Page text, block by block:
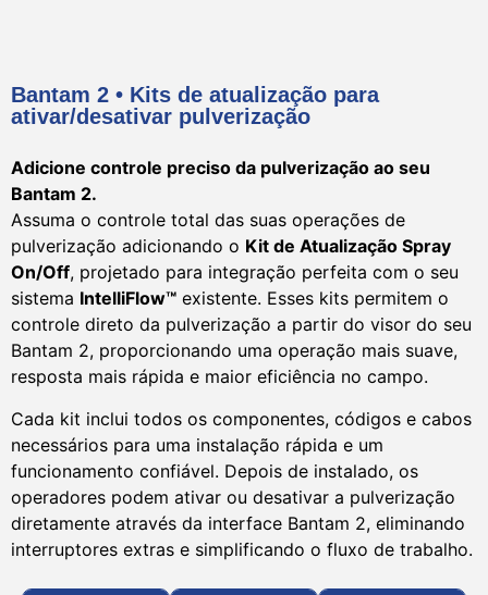
Bantam 2 • Kits de atualização para
ativar/desativar pulverização
Adicione controle preciso da pulverização ao seu
Bantam 2.
Assuma o controle total das suas operações de
pulverização adicionando o Kit de Atualização Spray
On/Off, projetado para integração perfeita com o seu
sistema IntelliFlow™ existente. Esses kits permitem o
controle direto da pulverização a partir do visor do seu
Bantam 2, proporcionando uma operação mais suave,
resposta mais rápida e maior eficiência no campo.
Cada kit inclui todos os componentes, códigos e cabos
necessários para uma instalação rápida e um
funcionamento confiável. Depois de instalado, os
operadores podem ativar ou desativar a pulverização
diretamente através da interface Bantam 2, eliminando
interruptores extras e simplificando o fluxo de trabalho.